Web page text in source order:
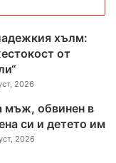
хълм:
от
2026
мъж, обвинен в
си и детето им
2026